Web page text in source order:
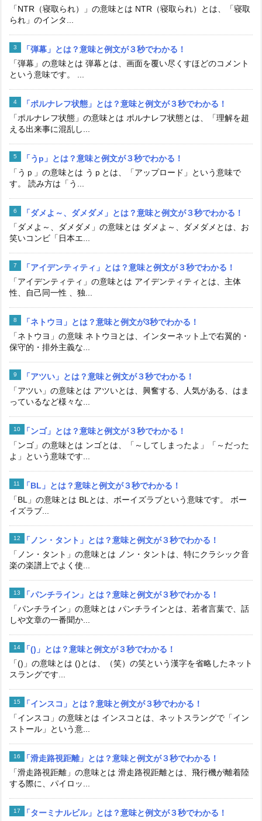
「NTR（寝取られ）」の意味とは NTR（寝取られ）とは、「寝取
られ」のインタ...
「弾幕」とは？意味と例文が３秒でわかる！
「弾幕」の意味とは 弾幕とは、画面を覆い尽くすほどのコメント
という意味です。 ...
「ポルナレフ状態」とは？意味と例文が３秒でわかる！
「ポルナレフ状態」の意味とは ポルナレフ状態とは、「理解を超
える出来事に混乱し...
「うp」とは？意味と例文が３秒でわかる！
「うｐ」の意味とは うｐとは、「アップロード」という意味で
す。 読み方は「う...
「ダメよ～、ダメダメ」とは？意味と例文が３秒でわかる！
「ダメよ～、ダメダメ」の意味とは ダメよ～、ダメダメとは、お
笑いコンビ「日本エ...
「アイデンティティ」とは？意味と例文が３秒でわかる！
「アイデンティティ」の意味とは アイデンティティとは、主体
性、自己同一性 、独...
「ネトウヨ」とは？意味と例文が3秒でわかる！
「ネトウヨ」の意味 ネトウヨとは、インターネット上で右翼的・
保守的・排外主義な...
「アツい」とは？意味と例文が３秒でわかる！
「アツい」の意味とは アツいとは、興奮する、人気がある、はま
っているなど様々な...
「ンゴ」とは？意味と例文が３秒でわかる！
「ンゴ」の意味とは ンゴとは、「～してしまったよ」「～だった
よ」という意味です...
「BL」とは？意味と例文が３秒でわかる！
「BL」の意味とは BLとは、ボーイズラブという意味です。 ボー
イズラブ...
「ノン・タント」とは？意味と例文が３秒でわかる！
「ノン・タント」の意味とは ノン・タントは、特にクラシック音
楽の楽譜上でよく使...
「パンチライン」とは？意味と例文が３秒でわかる！
「パンチライン」の意味とは パンチラインとは、若者言葉で、話
しや文章の一番聞か...
「()」とは？意味と例文が３秒でわかる！
「()」の意味とは ()とは、（笑）の笑という漢字を省略したネット
スラングです...
「インスコ」とは？意味と例文が３秒でわかる！
「インスコ」の意味とは インスコとは、ネットスラングで「イン
ストール」という意...
「滑走路視距離」とは？意味と例文が３秒でわかる！
「滑走路視距離」の意味とは 滑走路視距離とは、飛行機が離着陸
する際に、パイロッ...
「ターミナルビル」とは？意味と例文が３秒でわかる！